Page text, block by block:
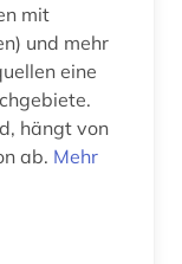
mit
und mehr
eine
hängt von
ab. Mehr